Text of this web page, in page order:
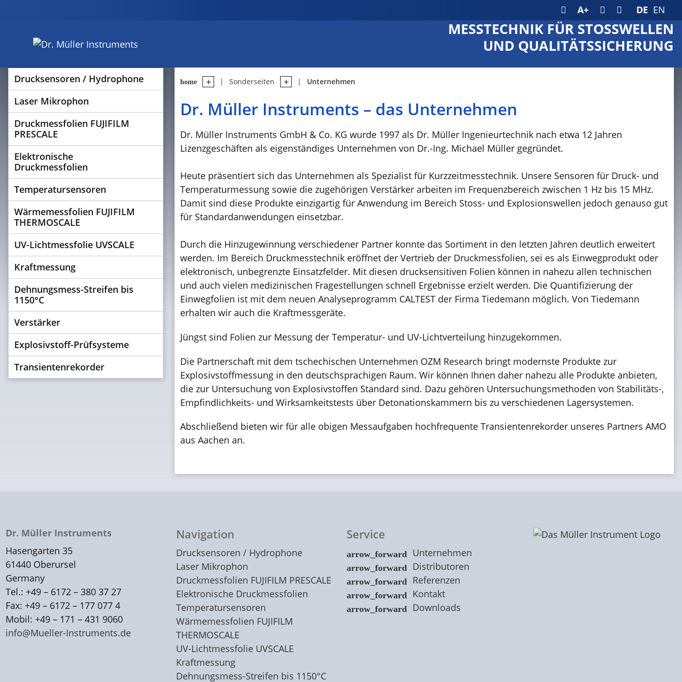
A+ DE EN
MESSTECHNIK FÜR STOSSWELLEN
UND QUALITÄTSSICHERUNG
Drucksensoren / Hydrophone
Laser Mikrophon
Druckmessfolien FUJIFILM
PRESCALE
Elektronische
Druckmessfolien
Temperatursensoren
Wärmemessfolien FUJIFILM
THERMOSCALE
UV-Lichtmessfolie UVSCALE
Kraftmessung
Dehnungsmess-Streifen bis
1150°C
Verstärker
Explosivstoff-Prüfsysteme
Transientenrekorder
home Sonderseiten Unternehmen
Dr. Müller Instruments – das Unternehmen
Dr. Müller Instruments GmbH & Co. KG wurde 1997 als Dr. Müller Ingenieurtechnik nach etwa 12 Jahren
Lizenzgeschäften als eigenständiges Unternehmen von Dr.-Ing. Michael Müller gegründet.
Heute präsentiert sich das Unternehmen als Spezialist für Kurzzeitmesstechnik. Unsere Sensoren für Druck- und
Temperaturmessung sowie die zugehörigen Verstärker arbeiten im Frequenzbereich zwischen 1 Hz bis 15 MHz.
Damit sind diese Produkte einzigartig für Anwendung im Bereich Stoss- und Explosionswellen jedoch genauso gut
für Standardanwendungen einsetzbar.
Durch die Hinzugewinnung verschiedener Partner konnte das Sortiment in den letzten Jahren deutlich erweitert
werden. Im Bereich Druckmesstechnik eröffnet der Vertrieb der Druckmessfolien, sei es als Einwegprodukt oder
elektronisch, unbegrenzte Einsatzfelder. Mit diesen drucksensitiven Folien können in nahezu allen technischen
und auch vielen medizinischen Fragestellungen schnell Ergebnisse erzielt werden. Die Quantifizierung der
Einwegfolien ist mit dem neuen Analyseprogramm CALTEST der Firma Tiedemann möglich. Von Tiedemann
erhalten wir auch die Kraftmessgeräte.
Jüngst sind Folien zur Messung der Temperatur- und UV-Lichtverteilung hinzugekommen.
Die Partnerschaft mit dem tschechischen Unternehmen OZM Research bringt modernste Produkte zur
Explosivstoffmessung in den deutschsprachigen Raum. Wir können Ihnen daher nahezu alle Produkte anbieten,
die zur Untersuchung von Explosivstoffen Standard sind. Dazu gehören Untersuchungsmethoden von Stabilitäts-,
Empfindlichkeits- und Wirksamkeitstests über Detonationskammern bis zu verschiedenen Lagersystemen.
Abschließend bieten wir für alle obigen Messaufgaben hochfrequente Transientenrekorder unseres Partners AMO
aus Aachen an.
Dr. Müller Instruments
Hasengarten 35
61440 Oberursel
Germany
Tel.: +49 – 6172 – 380 37 27
Fax: +49 – 6172 – 177 077 4
Mobil: +49 – 171 – 431 9060
info@Mueller-Instruments.de
Navigation
Drucksensoren / Hydrophone
Laser Mikrophon
Druckmessfolien FUJIFILM PRESCALE
Elektronische Druckmessfolien
Temperatursensoren
Wärmemessfolien FUJIFILM
THERMOSCALE
UV-Lichtmessfolie UVSCALE
Kraftmessung
Dehnungsmess-Streifen bis 1150°C
Service
Unternehmen
Distributoren
Referenzen
Kontakt
Downloads